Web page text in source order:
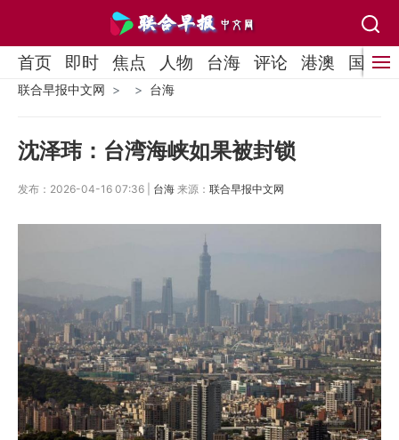
首页 即时 焦点 人物 台海 评论 港澳 国际
联合早报中文网 台海
沈泽玮：台湾海峡如果被封锁
发布：2026-04-16 07:36 | 台海 来源： 联合早报中文网